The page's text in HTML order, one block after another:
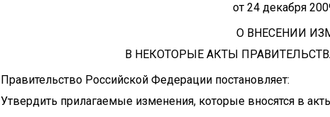
от 24 декабря
О ВНЕСЕНИИ
В НЕКОТОРЫЕ АКТЫ
Правительство Российской Федерации постановляет:
Утвердить прилагаемые изменения, которые вносятся в